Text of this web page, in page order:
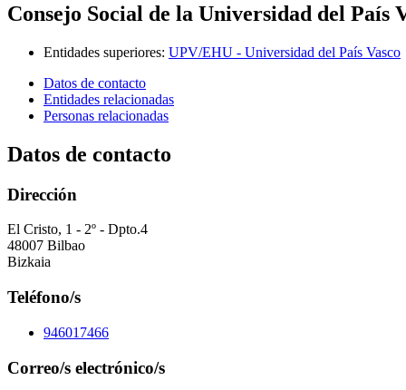
Consejo Social de la Universidad del País
Entidades superiores: UPV/EHU - Universidad del País Vasco
Datos de contacto
Entidades relacionadas
Personas relacionadas
Datos de contacto
Dirección
El Cristo, 1 - 2º - Dpto.4
48007 Bilbao
Bizkaia
Teléfono/s
946017466
Correo/s electrónico/s